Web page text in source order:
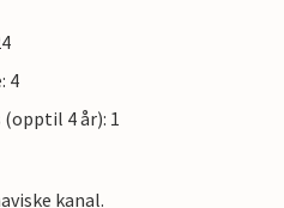
4
4 år): 1
kanal.